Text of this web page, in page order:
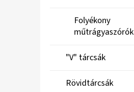
Folyékony
műtrágyaszórók
"V" tárcsák
Rövidtárcsák